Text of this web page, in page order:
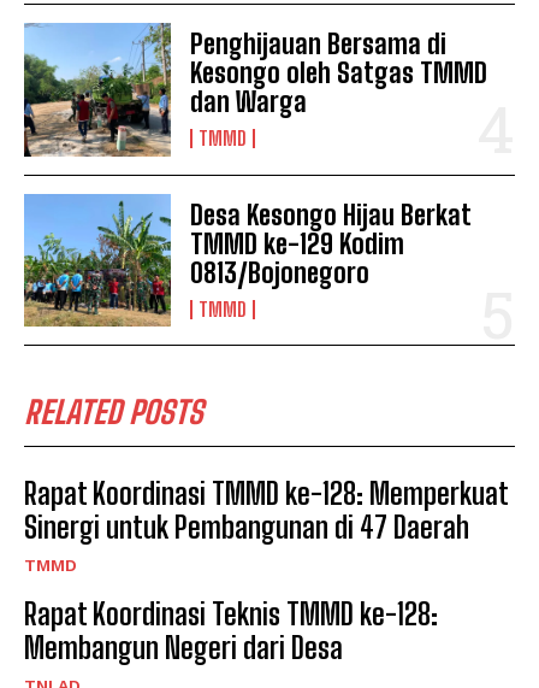
Penghijauan Bersama di
Kesongo oleh Satgas TMMD
dan Warga
TMMD
Desa Kesongo Hijau Berkat
TMMD ke-129 Kodim
0813/Bojonegoro
TMMD
RELATED POSTS
Rapat Koordinasi TMMD ke-128: Memperkuat
Sinergi untuk Pembangunan di 47 Daerah
TMMD
Rapat Koordinasi Teknis TMMD ke-128:
Membangun Negeri dari Desa